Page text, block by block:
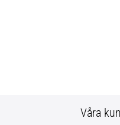
Våra